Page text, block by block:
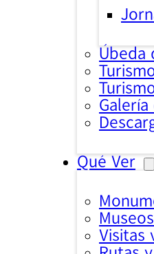
Úbeda
Qué Ver
Visitas